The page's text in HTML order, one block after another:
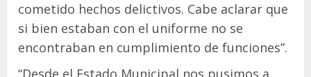
cometido hechos delictivos. Cabe aclarar que
si bien estaban con el uniforme no se
encontraban en cumplimiento de funciones”.
“Desde el Estado Municipal nos pusimos a